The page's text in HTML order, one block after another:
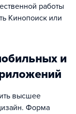
работы
Кинопоиск или
и
высшее
Форма